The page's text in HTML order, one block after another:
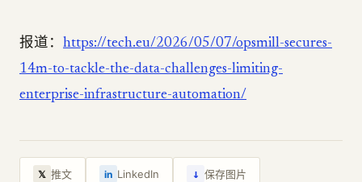
报道： https://tech.eu/2026/05/07/opsmill-secures-
14m-to-tackle-the-data-challenges-limiting-
enterprise-infrastructure-automation/
𝕏 推文 in LinkedIn ↓ 保存图片